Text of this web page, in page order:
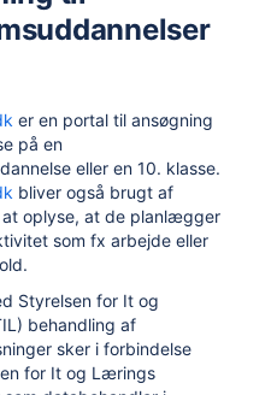
er en portal til ansøgning
på en
eller en 10. klasse.
bliver også brugt af
at oplyse, at de planlægger
som fx arbejde eller
Styrelsen for It og
behandling af
sker i forbindelse
for It og Lærings